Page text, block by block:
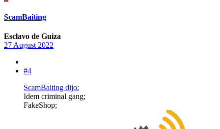
ScamBaiting
Esclavo de Guiza
27 August 2022
#4
ScamBaiting dijo:
Idem criminal gang;
FakeShop;